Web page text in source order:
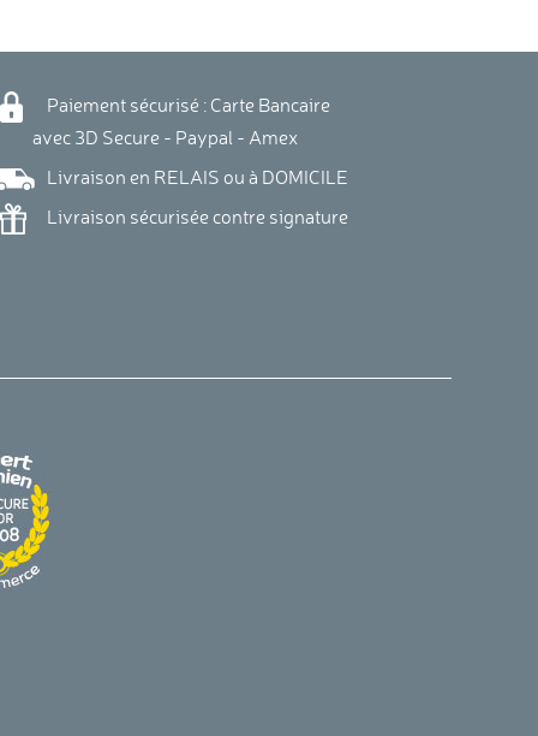
Paiement sécurisé : Carte Bancaire
3D Secure - Paypal - Amex
Livraison en RELAIS ou à DOMICILE
Livraison sécurisée contre signature